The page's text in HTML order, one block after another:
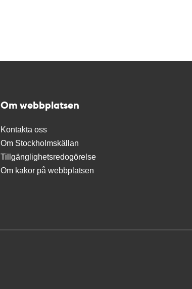
Om webbplatsen
Kontakta oss
Om Stockholmskällan
Tillgänglighetsredogörelse
Om kakor på webbplatsen